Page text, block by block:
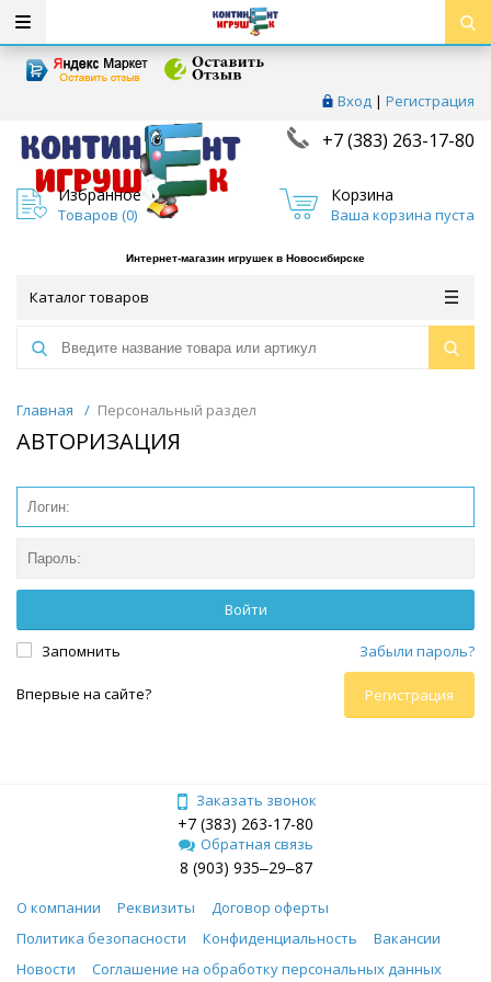
Вход | Регистрация
+7 (383) 263-17-80
Избранное
Товаров (0)
Корзина
Ваша корзина пуста
Интернет-магазин игрушек в Новосибирске
Каталог товаров
Главная / Персональный раздел
АВТОРИЗАЦИЯ
Запомнить Забыли пароль?
Впервые на сайте? Регистрация
Заказать звонок
+7 (383) 263-17-80
Обратная связь
8 (903) 935‒29‒87
О компании Реквизиты
Договор оферты
Политика безопасности
Конфиденциальность
Вакансии
Новости
Соглашение на обработку персональных данных